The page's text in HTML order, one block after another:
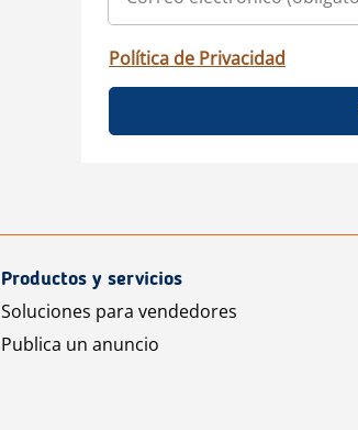
Política de Privacidad
Productos y servicios
Soluciones para vendedores
Publica un anuncio